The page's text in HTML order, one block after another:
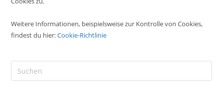
Weitere Informationen, beispielsweise zur Kontrolle von Cookies,
findest du hier:Cookie-Richtlinie